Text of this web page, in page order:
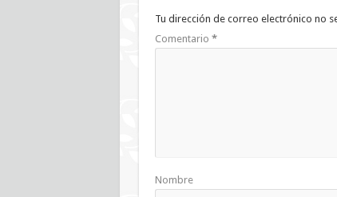
Tu dirección de correo electrónico no
Comentario *
Nombre